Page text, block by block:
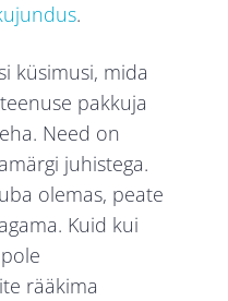
.
küsimusi, mida
pakkuja
Need on
juhistega.
olemas, peate
Kuid kui
rääkima